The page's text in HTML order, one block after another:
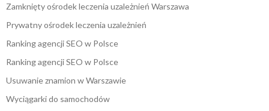
Zamknięty ośrodek leczenia uzależnień Warszawa
Prywatny ośrodek leczenia uzależnień
Ranking agencji SEO w Polsce
Ranking agencji SEO w Polsce
Usuwanie znamion w Warszawie
Wyciągarki do samochodów